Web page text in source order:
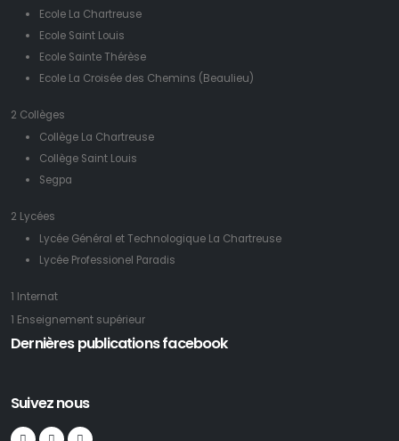
Ecole La Chartreuse
Ecole Saint Louis
Ecole Sainte Thérèse
Ecole La Croisée des Chemins (Beaulieu)
2 Collèges
Collège La Chartreuse
Collège Saint Louis
Segpa
2 Lycées
Lycée Général et Technologique La Chartreuse
Lycée Professionel Paradis
1 Internat
1 Enseignement supérieur
Dernières publications facebook
Suivez nous